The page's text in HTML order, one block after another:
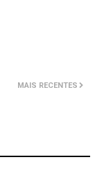
MAIS RECENTES